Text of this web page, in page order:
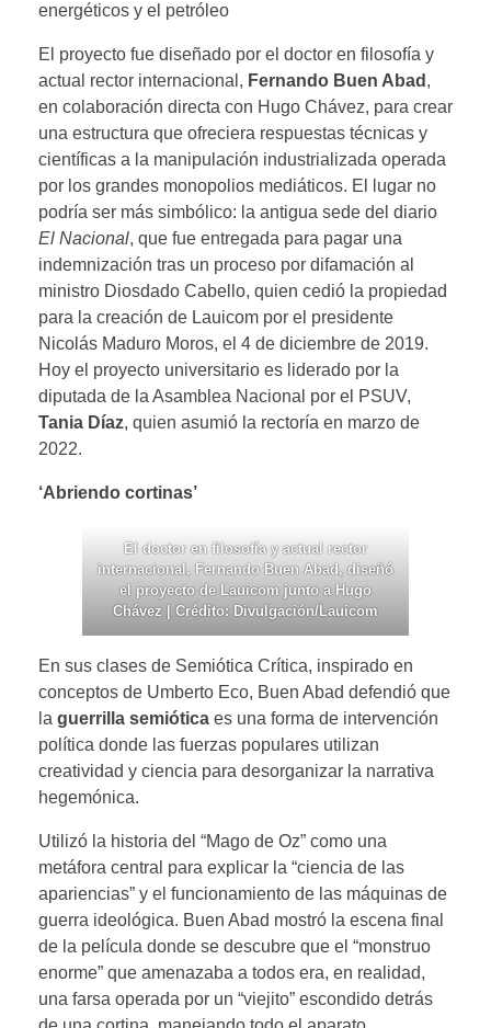
energéticos y el petróleo
El proyecto fue diseñado por el doctor en filosofía y
actual rector internacional, Fernando Buen Abad ,
en colaboración directa con Hugo Chávez, para crear
una estructura que ofreciera respuestas técnicas y
científicas a la manipulación industrializada operada
por los grandes monopolios mediáticos. El lugar no
podría ser más simbólico: la antigua sede del diario
El Nacional, que fue entregada para pagar una
indemnización tras un proceso por difamación al
ministro Diosdado Cabello, quien cedió la propiedad
para la creación de Lauicom por el presidente
Nicolás Maduro Moros, el 4 de diciembre de 2019.
Hoy el proyecto universitario es liderado por la
diputada de la Asamblea Nacional por el PSUV,
Tania Díaz, quien asumió la rectoría en marzo de
2022.
‘Abriendo cortinas’
El doctor en filosofía y actual rector
internacional, Fernando Buen Abad, diseñó
el proyecto de Lauicom junto a Hugo
Chávez | Crédito: Divulgación/Lauicom
En sus clases de Semiótica Crítica, inspirado en
conceptos de Umberto Eco, Buen Abad defendió que
la guerrilla semiótica es una forma de intervención
política donde las fuerzas populares utilizan
creatividad y ciencia para desorganizar la narrativa
hegemónica.
Utilizó la historia del “Mago de Oz” como una
metáfora central para explicar la “ciencia de las
apariencias” y el funcionamiento de las máquinas de
guerra ideológica. Buen Abad mostró la escena final
de la película donde se descubre que el “monstruo
enorme” que amenazaba a todos era, en realidad,
una farsa operada por un “viejito” escondido detrás